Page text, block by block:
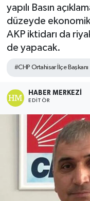
yapılı Basın
düzeyde
AKP iktidarı da
de yapacak.
#CHP Ortahisar İlçe Başkanı
HABER MERKEZI
EDITÖR
Son Dakika
Haber Arşivi